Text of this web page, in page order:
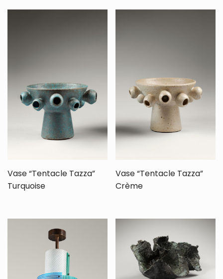
Vase “Tentacle Tazza”
Turquoise
Vase “Tentacle Tazza”
Crème